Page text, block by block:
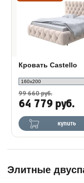
Кровать Castello
99 660 руб.
64 779 руб.
купить
Элитные